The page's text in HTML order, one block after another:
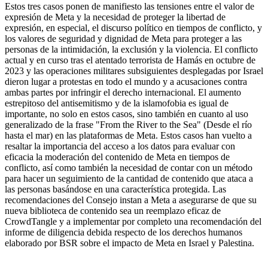
Estos tres casos ponen de manifiesto las tensiones entre el valor de
expresión de Meta y la necesidad de proteger la libertad de
expresión, en especial, el discurso político en tiempos de conflicto, y
los valores de seguridad y dignidad de Meta para proteger a las
personas de la intimidación, la exclusión y la violencia. El conflicto
actual y en curso tras el atentado terrorista de Hamás en octubre de
2023 y las operaciones militares subsiguientes desplegadas por Israel
dieron lugar a protestas en todo el mundo y a acusaciones contra
ambas partes por infringir el derecho internacional. El aumento
estrepitoso del antisemitismo y de la islamofobia es igual de
importante, no solo en estos casos, sino también en cuanto al uso
generalizado de la frase "From the River to the Sea" (Desde el río
hasta el mar) en las plataformas de Meta. Estos casos han vuelto a
resaltar la importancia del acceso a los datos para evaluar con
eficacia la moderación del contenido de Meta en tiempos de
conflicto, así como también la necesidad de contar con un método
para hacer un seguimiento de la cantidad de contenido que ataca a
las personas basándose en una característica protegida. Las
recomendaciones del Consejo instan a Meta a asegurarse de que su
nueva biblioteca de contenido sea un reemplazo eficaz de
CrowdTangle y a implementar por completo una recomendación del
informe de diligencia debida respecto de los derechos humanos
elaborado por BSR sobre el impacto de Meta en Israel y Palestina.